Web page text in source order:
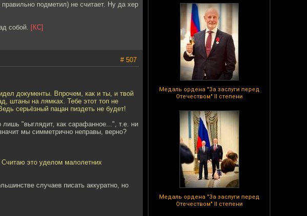
Медаль ордена "За заслуги перед
Отечеством" II степени
Медаль ордена "За заслуги перед
Отечеством" II степени
подметил) не считает. Ну да хер
собой. [КС]
# 507
документы. Впрочем, как и ты, и твой
штаны на лямках. Тебе этот топ не
серьёзный пацан пиздеть не будет!
лишь "выглядит, как сарафанное...", т.е. ни
мы симметрично неправы, верно?
это уделом малолетних
случаев писать аккуратно, но